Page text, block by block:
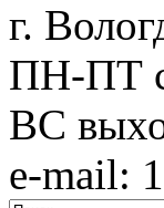
г.
ПН-ПТ c
ВС
e-mail: